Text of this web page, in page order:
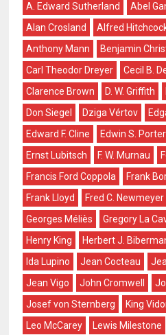
A. Edward Sutherland Abel
Alan Crosland
Alfred
Anthony Mann
Benjamin
Carl Theodor Dreyer
Cecil B.
Clarence Brown
D. W. Griffith
Don Siegel
Dziga Vértov
Edward F. Cline
Edwin S. Porter
Ernst Lubitsch
F. W. Murnau
Francis Ford Coppola
Frank
Frank Lloyd
Fred C. Newmeyer
Georges Méliès
Gregory La
Henry King
Herbert J.
Ida Lupino
Jean Cocteau
Jean Vigo
John Cromwell
Josef von Sternberg
King
Leo McCarey
Lewis Milestone